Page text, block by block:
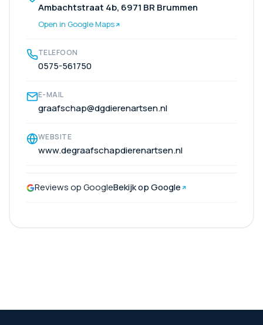
Ambachtstraat 4b, 6971 BR Brummen
Open in Google Maps
TELEFOON
0575-561750
E-MAIL
graafschap@dgdierenartsen.nl
WEBSITE
www.degraafschapdierenartsen.nl
Reviews op GoogleBekijk op Google